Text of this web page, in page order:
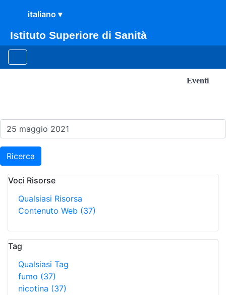
Istituto Superiore di Sanità
Eventi
Ricerca
Voci Risorse
Qualsiasi Risorsa
Contenuto Web (37)
Tag
Qualsiasi Tag
fumo (37)
nicotina (37)